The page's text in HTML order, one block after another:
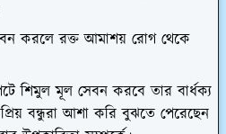
করলে রক্ত আমাশয় রোগ থেকে
শিমুল মূল সেবন করবে তার বার্ধক্য
বন্ধুরা আশা করি বুঝতে পেরেছেন